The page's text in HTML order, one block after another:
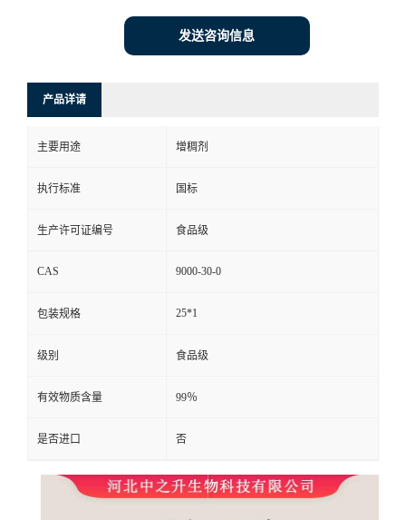
发送咨询信息
产品详请
主要用途 增稠剂
执行标准 国标
生产许可证编号 食品级
CAS 9000-30-0
包装规格 25*1
级别 食品级
有效物质含量 99％
是否进口 否